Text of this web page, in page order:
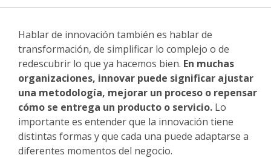
Hablar de innovación también es hablar de
transformación, de simplificar lo complejo o de
redescubrir lo que ya hacemos bien. En muchas
organizaciones, innovar puede significar ajustar
una metodología, mejorar un proceso o repensar
cómo se entrega un producto o servicio. Lo
importante es entender que la innovación tiene
distintas formas y que cada una puede adaptarse a
diferentes momentos del negocio.